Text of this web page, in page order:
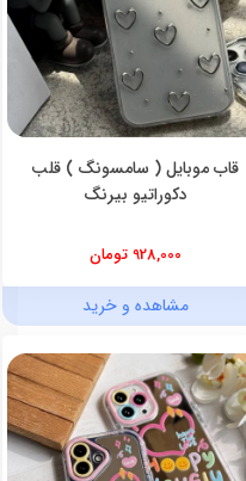
قاب موبایل ( سامسونگ ) قلب
دکوراتیو بیرنگ
928,000 تومان
مشاهده و خرید